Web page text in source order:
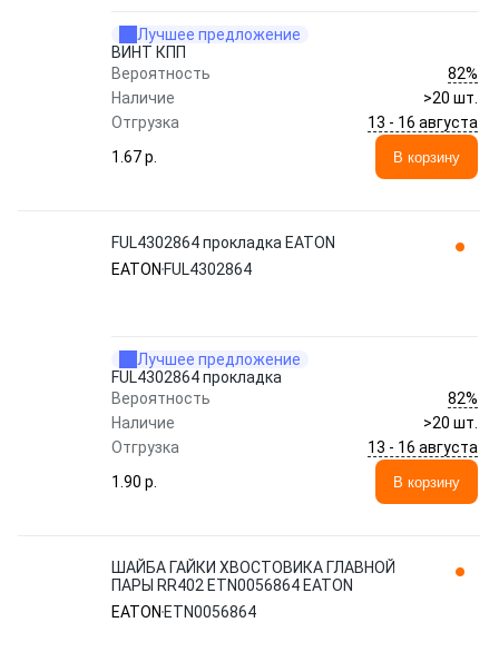
Лучшее предложение
ВИНТ КПП
Вероятность
82%
Наличие
>20 шт.
Отгрузка
13 - 16 августа
1.67 p.
В корзину
FUL4302864 прокладка EATON
EATON FUL4302864
Лучшее предложение
FUL4302864 прокладка
Вероятность
82%
Наличие
>20 шт.
Отгрузка
13 - 16 августа
1.90 p.
В корзину
ШАЙБА ГАЙКИ ХВОСТОВИКА ГЛАВНОЙ
ПАРЫ RR402 ETN0056864 EATON
EATON ETN0056864